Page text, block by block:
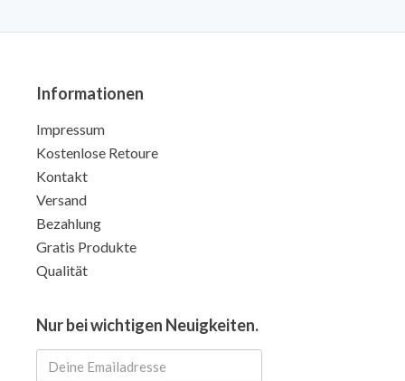
Informationen
Impressum
Kostenlose Retoure
Kontakt
Versand
Bezahlung
Gratis Produkte
Qualität
Nur bei wichtigen Neuigkeiten.